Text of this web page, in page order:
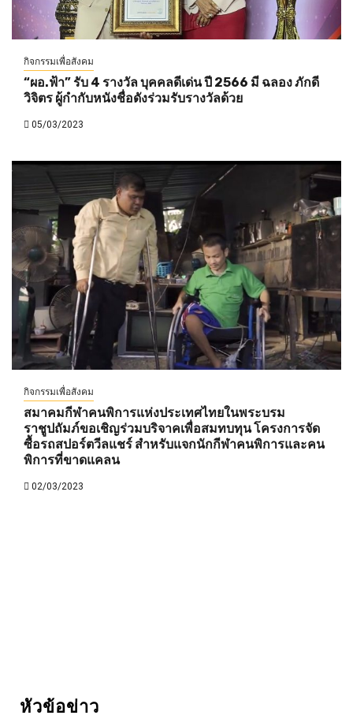
กิจกรรมเพื่อสังคม
“ผอ.ฟ้า” รับ 4 รางวัล บุคคลดีเด่น ปี 2566 มี ฉลอง ภักดี
วิจิตร ผู้กำกับหนังชื่อดังร่วมรับรางวัลด้วย
05/03/2023
กิจกรรมเพื่อสังคม
สมาคมกีฬาคนพิการแห่งประเทศไทยในพระบรม
ราชูปถัมภ์ขอเชิญร่วมบริจาคเพื่อสมทบทุน โครงการจัด
ซื้อรถสปอร์ตวีลแชร์ สำหรับแจกนักกีฬาคนพิการและคน
พิการที่ขาดแคลน
02/03/2023
หัวข้อข่าว